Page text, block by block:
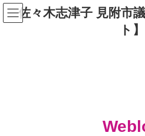
コ
ン
テ
ナ
ビ
ゲ
佐々木志津子 見附市
ト】